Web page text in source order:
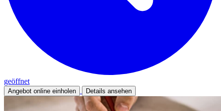
geöffnet
Angebot online einholen Details ansehen